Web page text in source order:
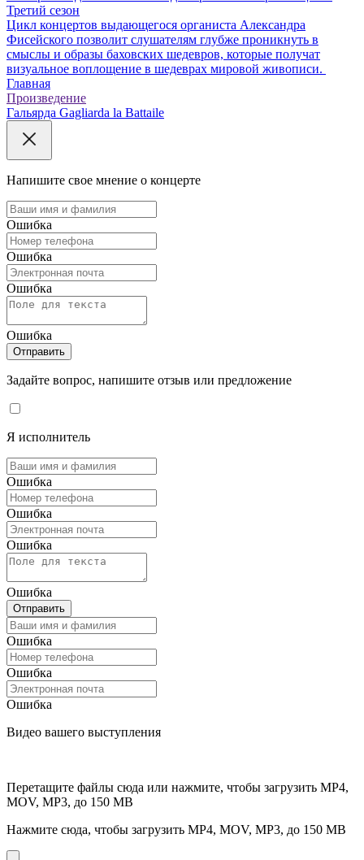
Третий сезон
Цикл концертов выдающегося органиста Александра
Фисейского позволит слушателям глубже проникнуть в
смыслы и образы баховских шедевров, которые получат
визуальное воплощение в шедеврах мировой живописи.
Главная
Произведение
Гальярда Gagliarda la Battaile
Напишите свое мнение о концерте
Ошибка
Ошибка
Ошибка
Ошибка
Отправить
Задайте вопрос, напишите отзыв или предложение
Я исполнитель
Ошибка
Ошибка
Ошибка
Ошибка
Отправить
Ошибка
Ошибка
Ошибка
Видео вашего выступления
Перетащите файлы сюда или нажмите, чтобы загрузить MP4,
MOV, MP3, до 150 MB
Нажмите сюда, чтобы загрузить MP4, MOV, MP3, до 150 MB